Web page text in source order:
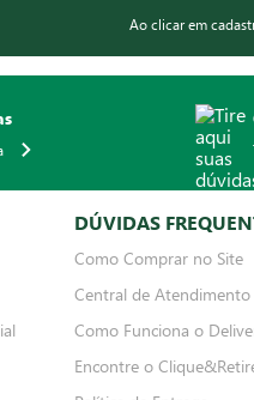
Ao clicar em
DÚVIDAS
Como Comprar no Site
Central de Atendimento
Como Funciona o
Encontre o